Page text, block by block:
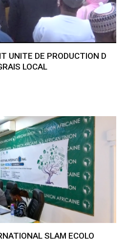
UNITE DE PRODUCTION D
LOCAL
SLAM ECOLO